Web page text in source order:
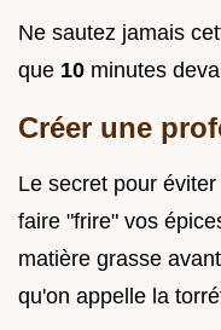
Ne sautez jamais
que 10 minutes
Créer une
Le secret pour
faire "frire" vos
matière grasse
qu'on appelle la